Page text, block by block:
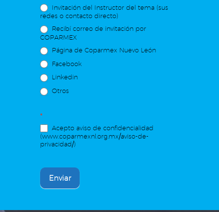
Invitación del Instructor del tema (sus
redes o contacto directo)
Recibí correo de invitación por
COPARMEX
Página de Coparmex Nuevo León
Facebook
Linkedin
Otros
*
Acepto aviso de confidencialidad
(www.coparmexnl.org.mx/aviso-de-
privacidad/)
Enviar